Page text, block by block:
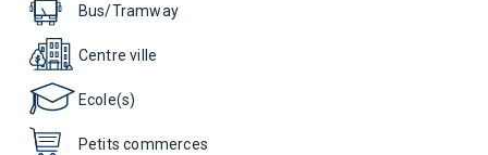
Bus/Tramway
Centre ville
Ecole(s)
Petits commerces